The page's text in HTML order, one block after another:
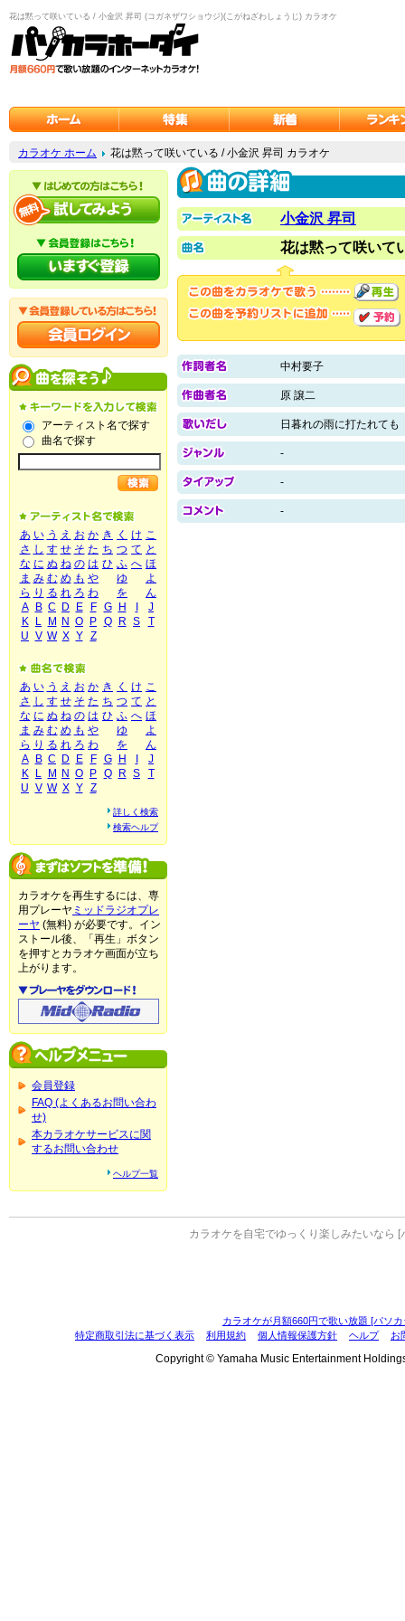
花は黙って咲いている / 小金沢 昇司 (コガネザワショウジ)(こがねざわしょうじ) カラオケ
カラオケ ホーム 花は黙って咲いている / 小金沢 昇司 カラオケ
アーティスト名で探す
曲名で探す
あ い う え お か き く け こ
さ し す せ そ た ち つ て と
な に ぬ ね の は ひ ふ へ ほ
ま み む め も や ゆ
よ
ら り る れ ろ わ を
ん
A
B C D E F G H
J
K
L M N O P Q R S
T
U V W X Y Z
あ い う え お か き く け こ
さ し す せ そ た ち つ て と
な に ぬ ね の は ひ ふ へ ほ
ま み む め も や ゆ
よ
ら り る れ ろ わ を
ん
A
B C D E F G H
J
K
L M N O P Q R S
T
U V W X Y Z
詳しく検索
検索ヘルプ
カラオケを再生するには、専
用プレーヤ ミッドラジオプレ
ーヤ (無料) が必要です。イン
ストール後、「再生」ボタン
を押すとカラオケ画面が立ち
上がります。
会員登録
FAQ (よくあるお問い合わ
せ)
本カラオケサービスに関
するお問い合わせ
ヘルプ一覧
小金沢 昇司
花は黙って咲いて
中村要子
原 譲二
日暮れの雨に打たれても
-
-
-
カラオケを自宅でゆっくり楽しみたいなら [
カラオケが月額660円で歌い放題 [パソ
特定商取引法に基づく表示
利用規約 個人情報保護方針 ヘルプ お
Copyright © Yamaha Music Entertainment